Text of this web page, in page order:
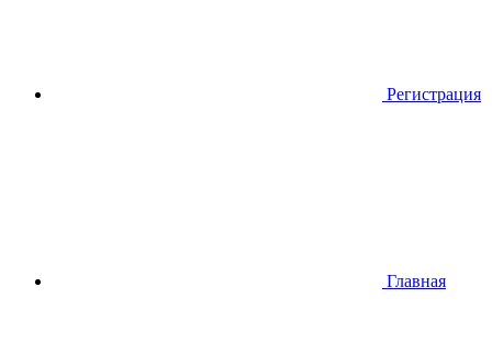
Регистрация
Главная